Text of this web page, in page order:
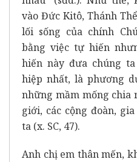
vào Đức Kitô, Thánh
lối sống của chính
bằng việc tự hiến
hiến này đưa chúng
hiệp nhất, là phương
những mầm mống chia
giới, các cộng đoàn,
ta (x. SC, 47).
Anh chị em thân mến,